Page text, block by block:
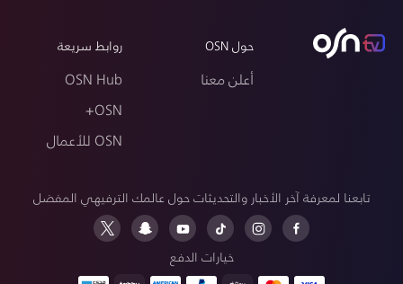
حول OSN
أعلن معنا
روابط سريعة
OSN Hub
OSN+
OSN للأعمال
تابعنا لمعرفة آخر الأخبار والتحديثات حول عالمك الترفيهي المفضل
خيارات الدفع